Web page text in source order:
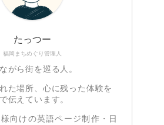
福岡まちめぐり管理人
たっつー
がら街を巡る人。
た場所、心に残った体験を
伝えています。
向けの英語ページ制作・日